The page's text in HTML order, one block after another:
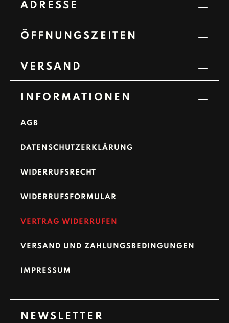
ADRESSE
ÖFFNUNGSZEITEN
VERSAND
INFORMATIONEN
AGB
DATENSCHUTZERKLÄRUNG
WIDERRUFSRECHT
WIDERRUFSFORMULAR
VERTRAG WIDERRUFEN
VERSAND UND ZAHLUNGSBEDINGUNGEN
IMPRESSUM
NEWSLETTER